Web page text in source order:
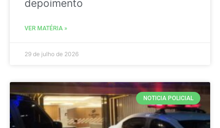
depoimento
VER MATÉRIA »
29 de julho de 2026
NOTICIA POLICIAL